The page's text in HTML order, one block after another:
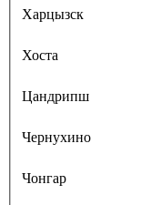
Харцызск
Хоста
Цандрипш
Чернухино
Чонгар